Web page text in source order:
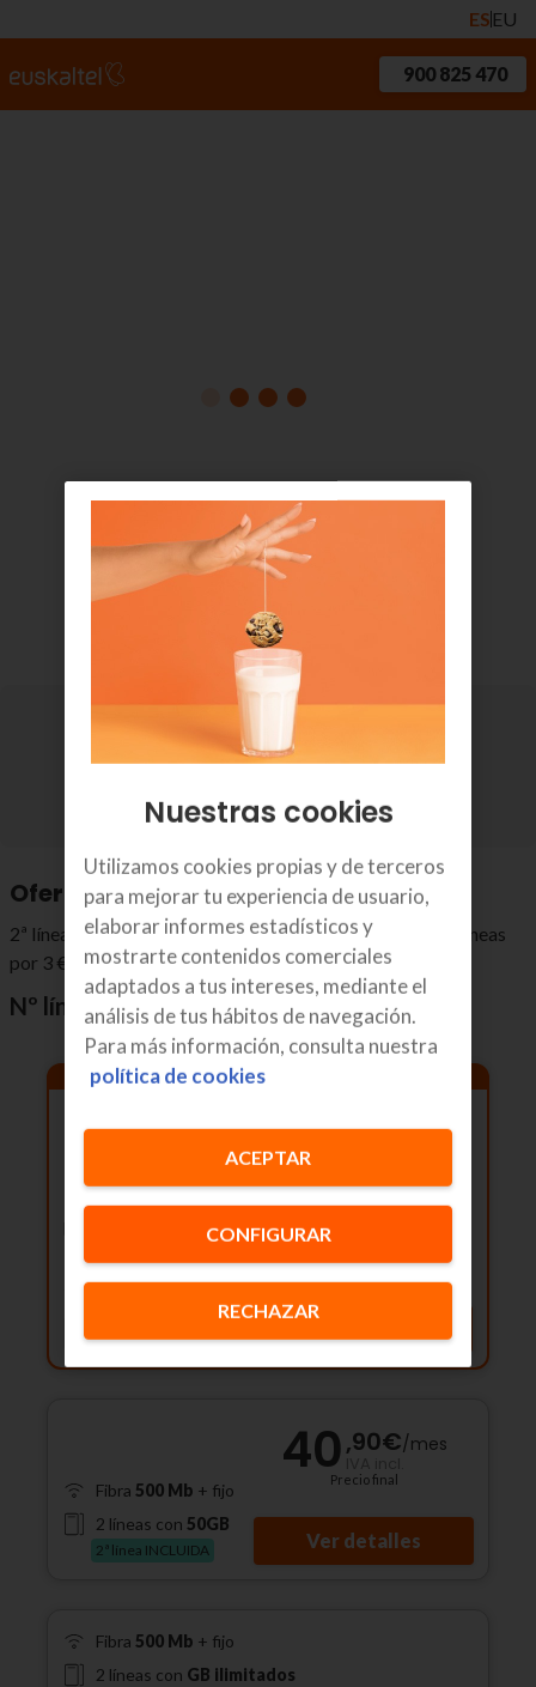
ES EU
900 825 470
Ofertas con fibra y móvil de Euskaltel
2ª línea móvilINCLUIDA. ¿Necesitas más? Añade más líneas
por 3 €/mes.
Nº líneas: 1 2 3 4 5
🎁 Dispositivo GRATIS
GB ilimitados
Total TV
FTTR
51,90€ mes
68,90€/mes
Fibra 500 Mb + fijo
2 líneas con 50GB
2ª línea INCLUIDA
40,90€/mes
Precio final
Ver detalles
Fibra 500 Mb + fijo
2 líneas con GB ilimitados
Nuestras cookies
Utilizamos cookies propias y de terceros
para mejorar tu experiencia de usuario,
elaborar informes estadísticos y
mostrarte contenidos comerciales
adaptados a tus intereses, mediante el
análisis de tus hábitos de navegación.
Para más información, consulta nuestra
política de cookies
CONFIGURAR
RECHAZAR
ACEPTAR